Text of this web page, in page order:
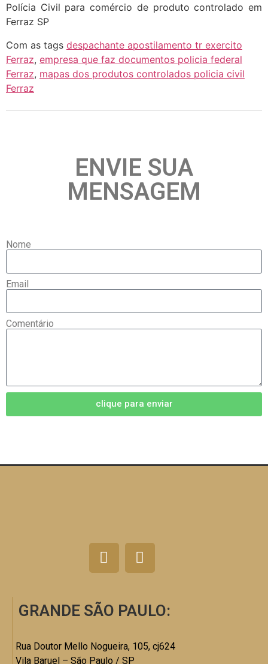
Polícia Civil para comércio de produto controlado em
Ferraz SP
Com as tags despachante apostilamento tr exercito
Ferraz, empresa que faz documentos policia federal
Ferraz, mapas dos produtos controlados policia civil
Ferraz
ENVIE SUA
MENSAGEM
Nome
Email
Comentário
clique para enviar
GRANDE SÃO PAULO:
Rua Doutor Mello Nogueira, 105, cj624
Vila Baruel – São Paulo / SP